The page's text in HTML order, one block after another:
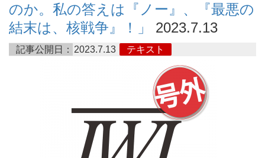
のか。私の答えは『ノー』、『最悪の
結末は、核戦争』！」
2023.7.13
記事公開日： 2023.7.13 テキスト